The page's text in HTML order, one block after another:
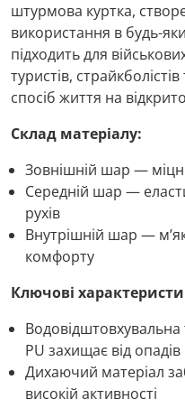
штурмова куртка,
використання в будь-
підходить для
туристів,
спосіб життя на
Склад матеріалу:
Зовнішній шар —
Середній шар —
рухів
Внутрішній шар —
комфорту
Ключові
PU захищає від опадів
Дихаючий матеріал
високій активності